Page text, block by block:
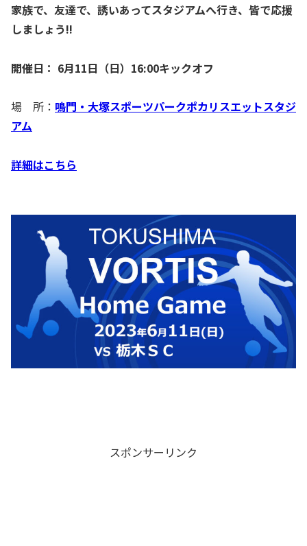
家族で、友達で、誘いあってスタジアムへ行き、皆で応援
しましょう!!
開催日： 6月11日（日） 16:00キックオフ
場 所： 鳴門・大塚スポーツパークポカリスエットスタジ
アム
詳細はこちら
スポンサーリンク